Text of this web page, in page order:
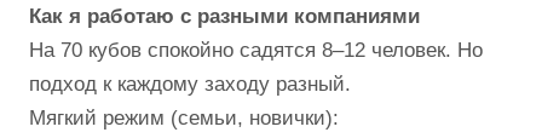
Как я работаю с разными компаниями
На 70 кубов спокойно садятся 8–12 человек. Но
подход к каждому заходу разный.
Мягкий режим (семьи, новички):